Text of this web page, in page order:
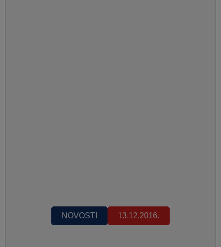
NOVOSTI 13.12.2016.